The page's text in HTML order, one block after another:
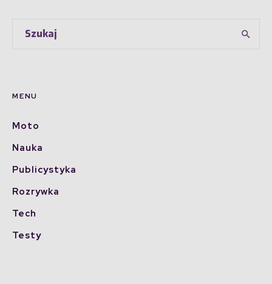
MENU
Moto
Nauka
Publicystyka
Rozrywka
Tech
Testy